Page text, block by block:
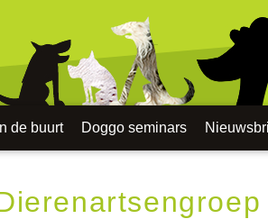
de buurt Doggo seminars